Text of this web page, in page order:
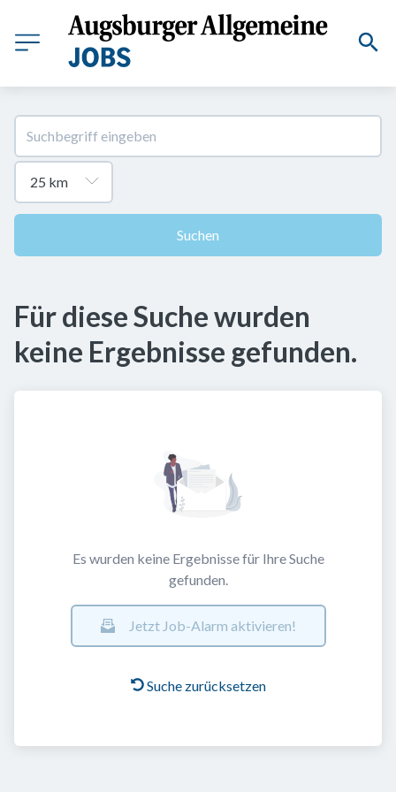
Suchen
Für diese Suche wurden
keine Ergebnisse gefunden.
Es wurden keine Ergebnisse für Ihre Suche
gefunden.
Jetzt Job-Alarm aktivieren!
Suche zurücksetzen